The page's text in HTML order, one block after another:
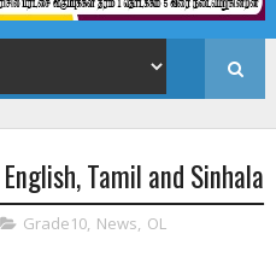
Tamil and Sinhala
Grade10, News, OL